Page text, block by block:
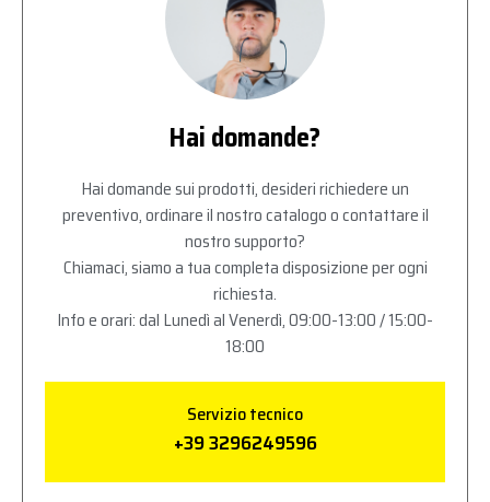
Hai domande?
Hai domande sui prodotti, desideri richiedere un
preventivo, ordinare il nostro catalogo o contattare il
nostro supporto?
Chiamaci, siamo a tua completa disposizione per ogni
richiesta.
Info e orari: dal Lunedì al Venerdì, 09:00-13:00 / 15:00-
18:00
Servizio tecnico
+39 3296249596